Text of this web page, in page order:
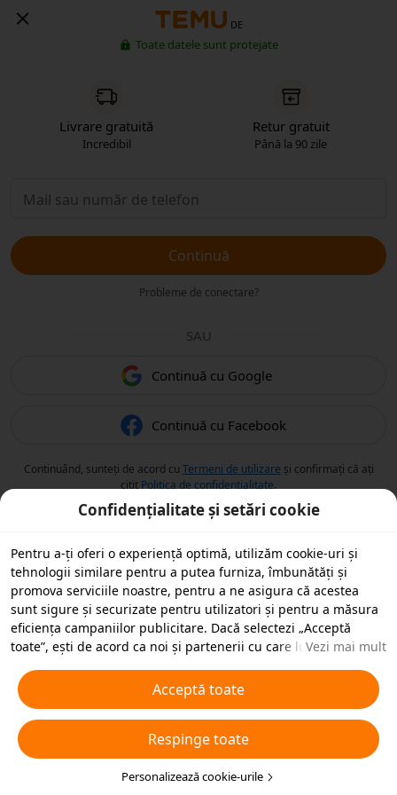
DE
Toate datele sunt protejate
Livrare gratuită
Incredibil
Retur gratuit
Până la 90 zile
Continuă
Probleme de conectare?
SAU
Continuă cu Google
Continuă cu Facebook
Continuând, sunteți de acord cu Termeni de utilizare și confirmați că ați
citit Politica de confidențialitate.
Confidențialitate și setări cookie
Pentru a-ți oferi o experiență optimă, utilizăm cookie-uri și
tehnologii similare pentru a putea furniza, îmbunătăți și
promova serviciile noastre, pentru a ne asigura că acestea
sunt sigure și securizate pentru utilizatori și pentru a măsura
eficiența campaniilor publicitare. Dacă selectezi „Acceptă
toate”, ești de acord ca noi și partenerii cu care lucrăm să
scopuri publicitare. De asemenea, poți „Respinge toate”
cookie-urile neesențiale sau poți alege ce tipuri de cookie-uri
dorești să accepți sau să dezactivezi, printr-un clic mai jos pe
„Personalizare cookie-uri” sau în orice moment în setările de
confidențialitate. Pentru mai multe detalii, veziPolitica noastră
privind cookie-urile și tehnologiile similare .
Vezi mai mult
Acceptă toate
Respinge toate
Personalizează cookie-urile